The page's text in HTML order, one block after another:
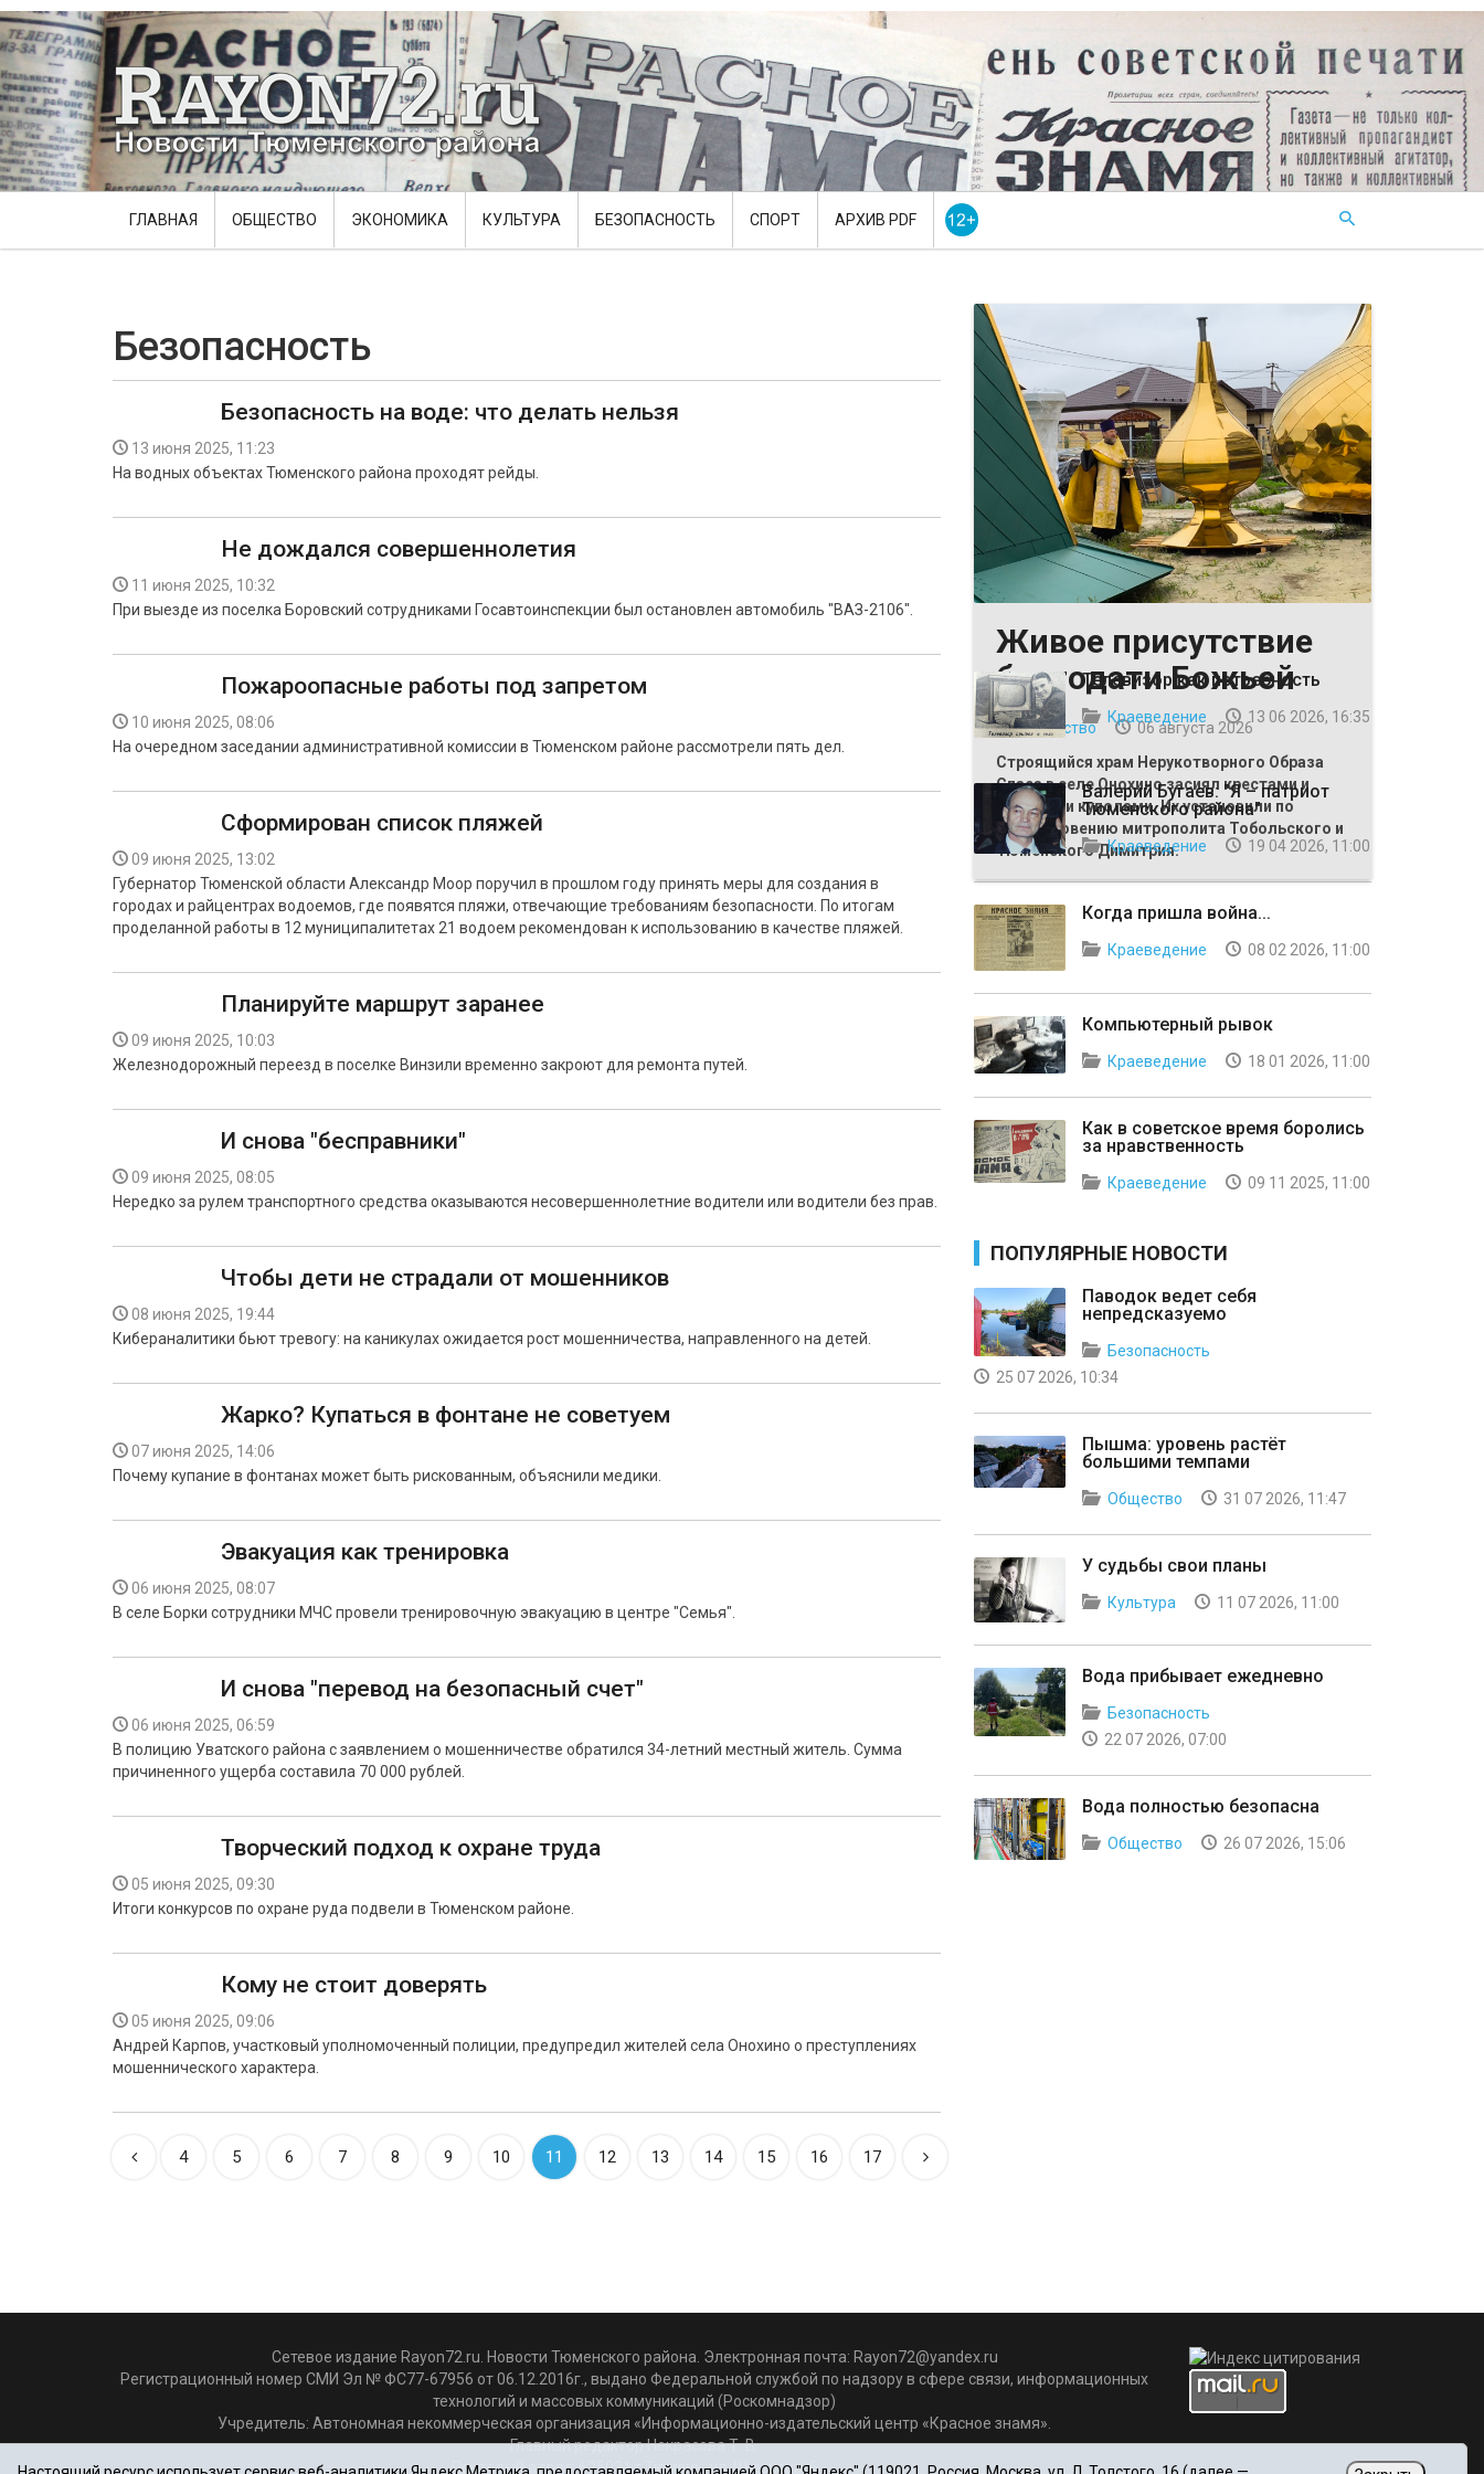
ГЛАВНАЯ ОБЩЕСТВО ЭКОНОМИКА КУЛЬТУРА БЕЗОПАСНОСТЬ СПОРТ АРХИВ PDF
Безопасность
Безопасность на воде: что делать нельзя
13 июня 2025, 11:23
На водных объектах Тюменского района проходят рейды.
Не дождался совершеннолетия
11 июня 2025, 10:32
При выезде из поселка Боровский сотрудниками Госавтоинспекции был остановлен автомобиль "ВАЗ-2106".
Пожароопасные работы под запретом
10 июня 2025, 08:06
На очередном заседании административной комиссии в Тюменском районе рассмотрели пять дел.
Сформирован список пляжей
09 июня 2025, 13:02
Губернатор Тюменской области Александр Моор поручил в прошлом году принять меры для создания в
городах и райцентрах водоемов, где появятся пляжи, отвечающие требованиям безопасности. По итогам
проделанной работы в 12 муниципалитетах 21 водоем рекомендован к использованию в качестве пляжей.
Планируйте маршрут заранее
09 июня 2025, 10:03
Железнодорожный переезд в поселке Винзили временно закроют для ремонта путей.
И снова "бесправники"
09 июня 2025, 08:05
Нередко за рулем транспортного средства оказываются несовершеннолетние водители или водители без прав.
Чтобы дети не страдали от мошенников
08 июня 2025, 19:44
Кибераналитики бьют тревогу: на каникулах ожидается рост мошенничества, направленного на детей.
Жарко? Купаться в фонтане не советуем
07 июня 2025, 14:06
Почему купание в фонтанах может быть рискованным, объяснили медики.
Эвакуация как тренировка
06 июня 2025, 08:07
В селе Борки сотрудники МЧС провели тренировочную эвакуацию в центре "Семья".
И снова "перевод на безопасный счет"
06 июня 2025, 06:59
В полицию Уватского района с заявлением о мошенничестве обратился 34-летний местный житель. Сумма
причиненного ущерба составила 70 000 рублей.
Творческий подход к охране труда
05 июня 2025, 09:30
Итоги конкурсов по охране руда подвели в Тюменском районе.
Кому не стоит доверять
05 июня 2025, 09:06
Андрей Карпов, участковый уполномоченный полиции, предупредил жителей села Онохино о преступлениях
мошеннического характера.
4 5 6 7 8 9 10 11 12 13 14 15 16 17
Живое присутствие
благодати Божьей
Общество
06 августа 2026
Строящийся храм Нерукотворного Образа
Спаса в селе Онохино засиял крестами и
главными куполами. Их установили по
благословению митрополита Тобольского и
Тюменского Димитрия.
ВЫБОР РЕДАКЦИИ
Телевизор как потребность
Краеведение 13 06 2026, 16:35
Валерий Бугаев: "Я – патриот
Тюменского района"
Краеведение 19 04 2026, 11:00
Когда пришла война...
Краеведение 08 02 2026, 11:00
Компьютерный рывок
Краеведение 18 01 2026, 11:00
Как в советское время боролись
за нравственность
Краеведение 09 11 2025, 11:00
ПОПУЛЯРНЫЕ НОВОСТИ
Паводок ведет себя
непредсказуемо
Безопасность
25 07 2026, 10:34
Пышма: уровень растёт
большими темпами
Общество 31 07 2026, 11:47
У судьбы свои планы
Культура 11 07 2026, 11:00
Вода прибывает ежедневно
Безопасность
22 07 2026, 07:00
Вода полностью безопасна
Общество 26 07 2026, 15:06
Сетевое издание Rayon72.ru. Новости Тюменского района. Электронная почта: Rayon72@yandex.ru
Регистрационный номер СМИ Эл № ФС77-67956 от 06.12.2016г., выдано Федеральной службой по надзору в сфере связи, информационных
технологий и массовых коммуникаций (Роскомнадзор)
Учредитель: Автономная некоммерческая организация «Информационно-издательский центр «Красное знамя».
Главный редактор Некрасова Т. В.
Почтовый адрес: 625031 г.Тюмень. ул. Шишкова, 6